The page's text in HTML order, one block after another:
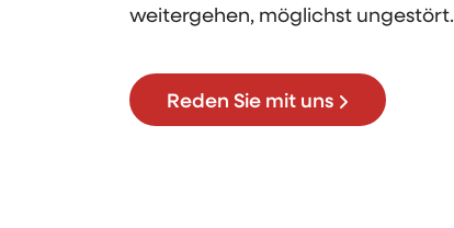
weitergehen, möglichst ungestört.
Reden Sie mit uns